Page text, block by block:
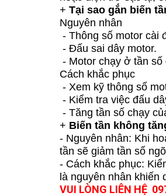
+ Tại sao gắn biến
Nguyên nhân
- Thông số motor cài
- Đấu sai dây motor.
- Motor chạy ở tần
Cách khắc phục
- Xem kỹ thông số
- Kiểm tra việc đấu
- Tăng tần số chạy
+ Biến tần không
- Nguyên nhân: Khi
tần sẽ giảm tần số
- Cách khắc phục:
là nguyên nhân khiến
VUI LÒNG LIÊN HỆ